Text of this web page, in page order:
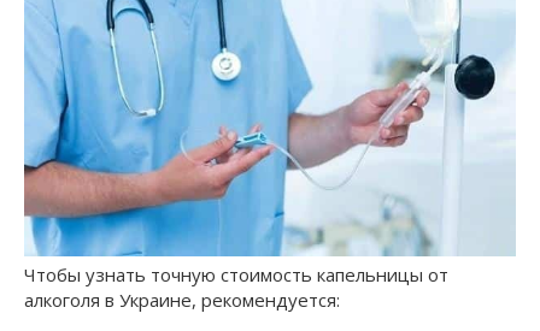
Чтобы узнать точную стоимость капельницы от
алкоголя в Украине, рекомендуется: